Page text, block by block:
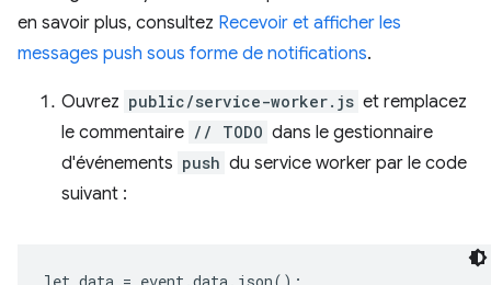
en savoir plus, consultez Recevoir et afficher les
messages push sous forme de notifications.
Ouvrez public/service-worker.js et remplacez
le commentaire // TODO dans le gestionnaire
d'événements push du service worker par le code
suivant :